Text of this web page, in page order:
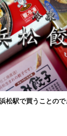
松駅で買うことの